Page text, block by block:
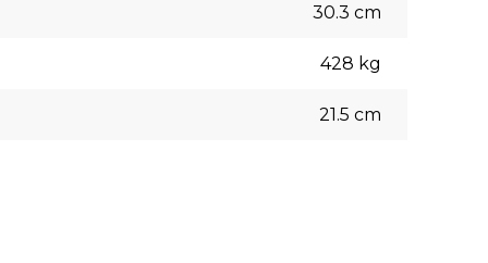
30.3 cm
428 kg
21.5 cm